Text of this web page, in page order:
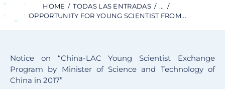
HOME TODAS LAS ENTRADAS
...
OPPORTUNITY FOR YOUNG SCIENTIST FROM...
Notice on “China-LAC Young Scientist Exchange
Program by Minister of Science and Technology of
China in 2017”